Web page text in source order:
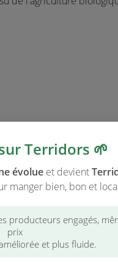
Terridors 🌱
évolue et devient
manger bien, bon et
producteurs engagés,
prix
et plus fluide.